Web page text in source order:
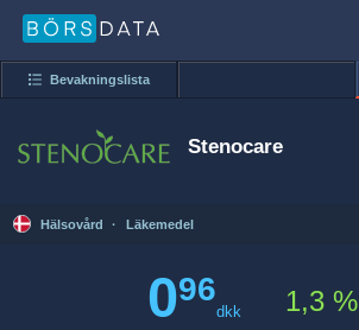
Bevakningslista
Stenocare
Hälsovård · Läkemedel
096
dkk 1,3 %